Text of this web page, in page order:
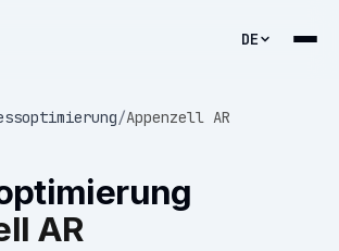
DE
/Appenzell AR
AR